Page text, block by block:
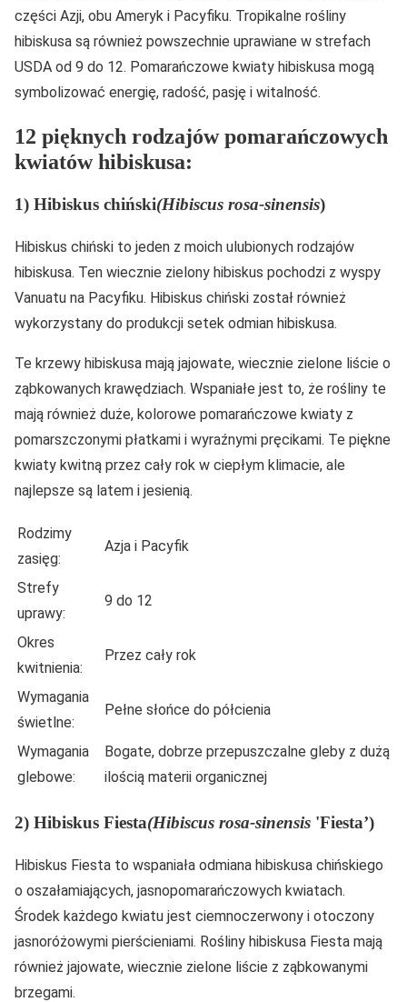
części Azji, obu Ameryk i Pacyfiku. Tropikalne rośliny
hibiskusa są również powszechnie uprawiane w strefach
USDA od 9 do 12. Pomarańczowe kwiaty hibiskusa mogą
symbolizować energię, radość, pasję i witalność.
12 pięknych rodzajów pomarańczowych
kwiatów hibiskusa:
1) Hibiskus chiński(Hibiscus rosa-sinensis)
Hibiskus chiński to jeden z moich ulubionych rodzajów
hibiskusa. Ten wiecznie zielony hibiskus pochodzi z wyspy
Vanuatu na Pacyfiku. Hibiskus chiński został również
wykorzystany do produkcji setek odmian hibiskusa.
Te krzewy hibiskusa mają jajowate, wiecznie zielone liście o
ząbkowanych krawędziach. Wspaniałe jest to, że rośliny te
mają również duże, kolorowe pomarańczowe kwiaty z
pomarszczonymi płatkami i wyraźnymi pręcikami. Te piękne
kwiaty kwitną przez cały rok w ciepłym klimacie, ale
najlepsze są latem i jesienią.
Rodzimy
zasięg:
Azja i Pacyfik
Strefy
uprawy:
9 do 12
Okres
kwitnienia:
Przez cały rok
Wymagania
świetlne:
Pełne słońce do półcienia
Wymagania
glebowe:
Bogate, dobrze przepuszczalne gleby z dużą
ilością materii organicznej
2) Hibiskus Fiesta(Hibiscus rosa-sinensis 'Fiesta’)
Hibiskus Fiesta to wspaniała odmiana hibiskusa chińskiego
o oszałamiających, jasnopomarańczowych kwiatach.
Środek każdego kwiatu jest ciemnoczerwony i otoczony
jasnoróżowymi pierścieniami. Rośliny hibiskusa Fiesta mają
również jajowate, wiecznie zielone liście z ząbkowanymi
brzegami.